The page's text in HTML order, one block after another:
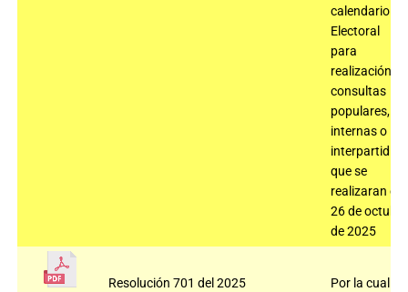
calendario
Electoral
para
realización
consultas
populares,
internas o
que se
realizaran el
26 de octubre
de 2025
Resolución 701 del 2025
Por la cual